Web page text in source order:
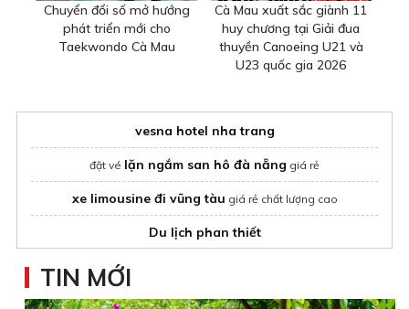
Chuyển đổi số mở hướng
phát triển mới cho
Taekwondo Cà Mau
Cà Mau xuất sắc giành 11
huy chương tại Giải đua
thuyền Canoeing U21 và
U23 quốc gia 2026
vesna hotel nha trang
đặt vé lặn ngắm san hô đà nẵng giá rẻ
xe limousine đi vũng tàu giá rẻ chất lượng cao
Du lịch phan thiết
dịch vụ trung thu trọn gói
Tour Du lịch Châu Âugiá tốt
TIN MỚI